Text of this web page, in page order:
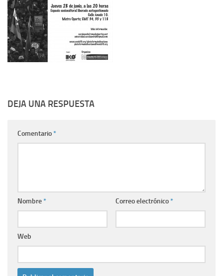
DEJA UNA RESPUESTA
Comentario*
Nombre* Correo electrónico*
Web